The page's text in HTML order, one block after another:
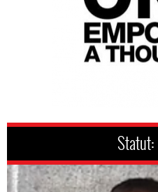
Statut: